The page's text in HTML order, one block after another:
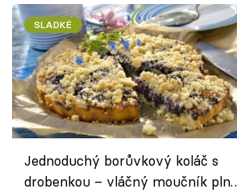
SLADKÉ
Jednoduchý borůvkový koláč s
drobenkou – vláčný moučník plný